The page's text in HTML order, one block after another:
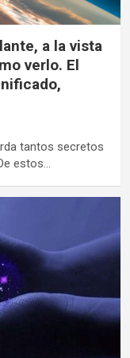
a la vista
verlo. El
tantos secretos
estos…